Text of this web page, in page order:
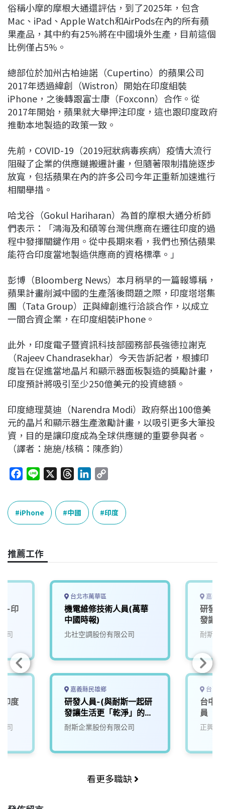
俗稱小摩的摩根大通還評估，到了2025年，包含
Mac、iPad、Apple Watch和AirPods在內的所有蘋
果產品，其中約有25%將在中國境外生產，目前這個
比例僅占5%。
總部位於加州古柏迪諾（Cupertino）的蘋果公司
2017年透過緯創（Wistron）開始在印度組裝
iPhone，之後轉跟富士康（Foxconn）合作。從
2017年開始，蘋果就大舉押注印度，這也跟印度政府
推動本地製造的政策一致。
先前，COVID-19（2019冠狀病毒疾病）疫情大流行
阻礙了企業的供應鏈搬遷計畫，但隨著限制措施逐步
放寬，包括蘋果在內的許多公司今年正重新加速進行
相關舉措。
哈戈谷（Gokul Hariharan）為首的摩根大通分析師
們表示：「鴻海及和碩等台灣供應商在遷往印度的過
程中發揮關鍵作用。從中長期來看，我們也預估蘋果
能符合印度當地製造供應商的資格標準。」
彭博（Bloomberg News）本月稍早的一篇報導稱，
蘋果計畫削減中國的生產落後問題之際，印度塔塔集
團（Tata Group）正與緯創進行洽談合作，以成立
一間合資企業，在印度組裝iPhone。
此外，印度電子暨資訊科技部國務部長強德拉謝克
（Rajeev Chandrasekhar）今天告訴記者，根據印
度旨在促進當地晶片和顯示器面板製造的獎勵計畫，
印度預計將吸引至少250億美元的投資總額。
印度總理莫迪（Narendra Modi）政府祭出100億美
元的晶片和顯示器生產激勵計畫，以吸引更多大筆投
資，目的是讓印度成為全球供應鏈的重要參與者。
（譯者：施施/核稿：陳彥鈞）
c
e
b
o
k
n
e
r
e
a
k
n
p
y
L
k
iPhone 中國 印度
推薦工作
-印
司
印度
司
台北市萬華區
機電維修技術人員(萬華
中國時報)
北社空調股份有限公司
嘉義縣民雄鄉
研發人員-(與耐斯一起研
發讓生活更「乾淨」的未
來)2
耐斯企業股份有限公司
嘉義
研發
發讓
來)1
耐斯企
台南
台中
員
正興機
看更多職缺